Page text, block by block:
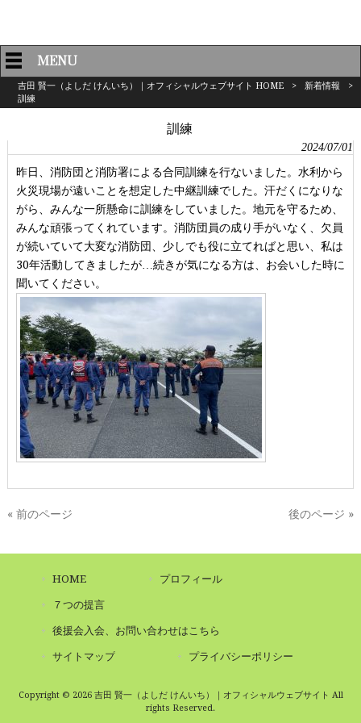
MENU
吉田 賢一（よしだ けんいち）｜オフィシャルウェブサイト HOME > 新着情報
>
訓練
訓練
2024/07/01
昨日、消防団と消防署による合同訓練を行ないました。水利から
火災現場が遠いことを想定した中継訓練でした。汗だくになりな
がら、みんな一所懸命に訓練をしていました。地元を守るため、
みんな頑張ってくれています。消防団員の成り手がいなく、欠員
が続いていて大変な消防団、少しでも役に立てればと思い、私は
30年活動してきましたが…続きが気になる方は、お会いした時に
聞いてください。
« 前のページ 後のページ »
HOME プロフィール
７つの提言
後援会入会、お問い合わせはこちら
サイトマップ プライバシーポリシー
Copyright © 2026 吉田 賢一（よしだ けんいち）｜オフィシャルウェブサイト All
rights Reserved.